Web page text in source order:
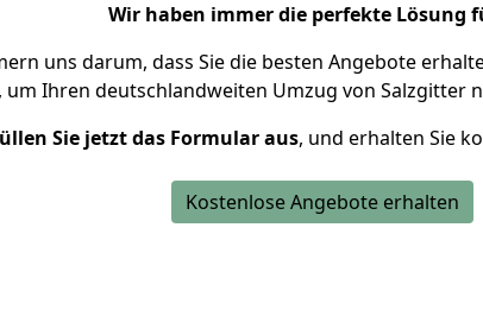
Wir haben immer die perfekte Lösung
uns darum, dass Sie die besten Angebote
um Ihren deutschlandweiten Umzug von Salzgitter
Sie jetzt das Formular aus, und erhalten Sie
Kostenlose Angebote erhalten